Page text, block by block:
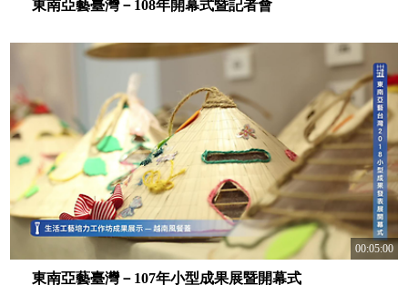
東南亞藝臺灣－108年開幕式暨記者會
00:05:00
東南亞藝臺灣－107年小型成果展暨開幕式